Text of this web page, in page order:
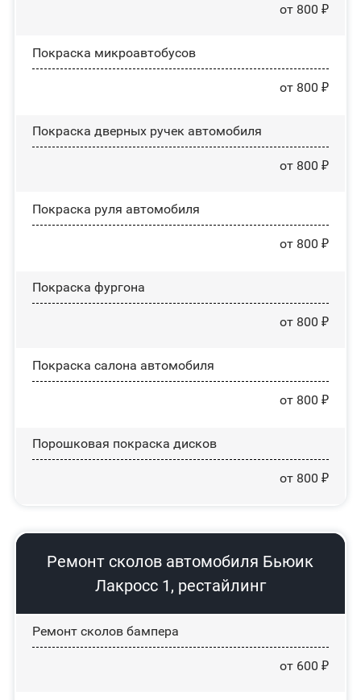
от 800 ₽
Покраска микроавтобусов
от 800 ₽
Покраска дверных ручек автомобиля
от 800 ₽
Покраска руля автомобиля
от 800 ₽
Покраска фургона
от 800 ₽
Покраска салона автомобиля
от 800 ₽
Порошковая покраска дисков
от 800 ₽
Ремонт сколов автомобиля Бьюик
Лакросс 1, рестайлинг
Ремонт сколов бампера
от 600 ₽